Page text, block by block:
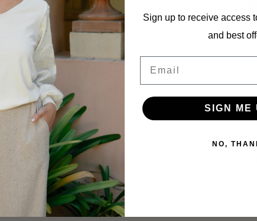
casual als een meer geklede look. Ideaal
Wenya
Sign up to receive access
and best
SIGN ME
NO,